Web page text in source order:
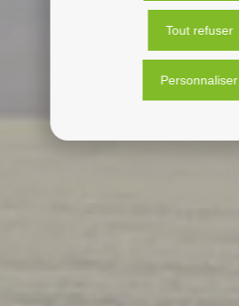
Tout refuser
Personnaliser